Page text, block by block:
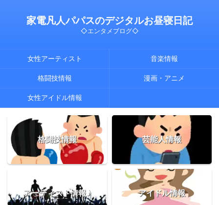
家電凡人パパスのデジタルお昼寝日記
◇エンタメブログ◇
女性アーティスト 音楽情報
格闘技情報 漫画・アニメ
女性アイドル情報
格闘技情報 芸能人情報
アーティスト情報♪ アイドル情報